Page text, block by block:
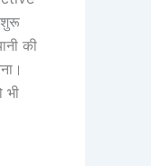
शुरू
की
भी